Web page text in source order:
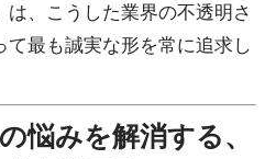
、こうした業界の不透明さ
て最も誠実な形を常に追求し
悩みを解消する、